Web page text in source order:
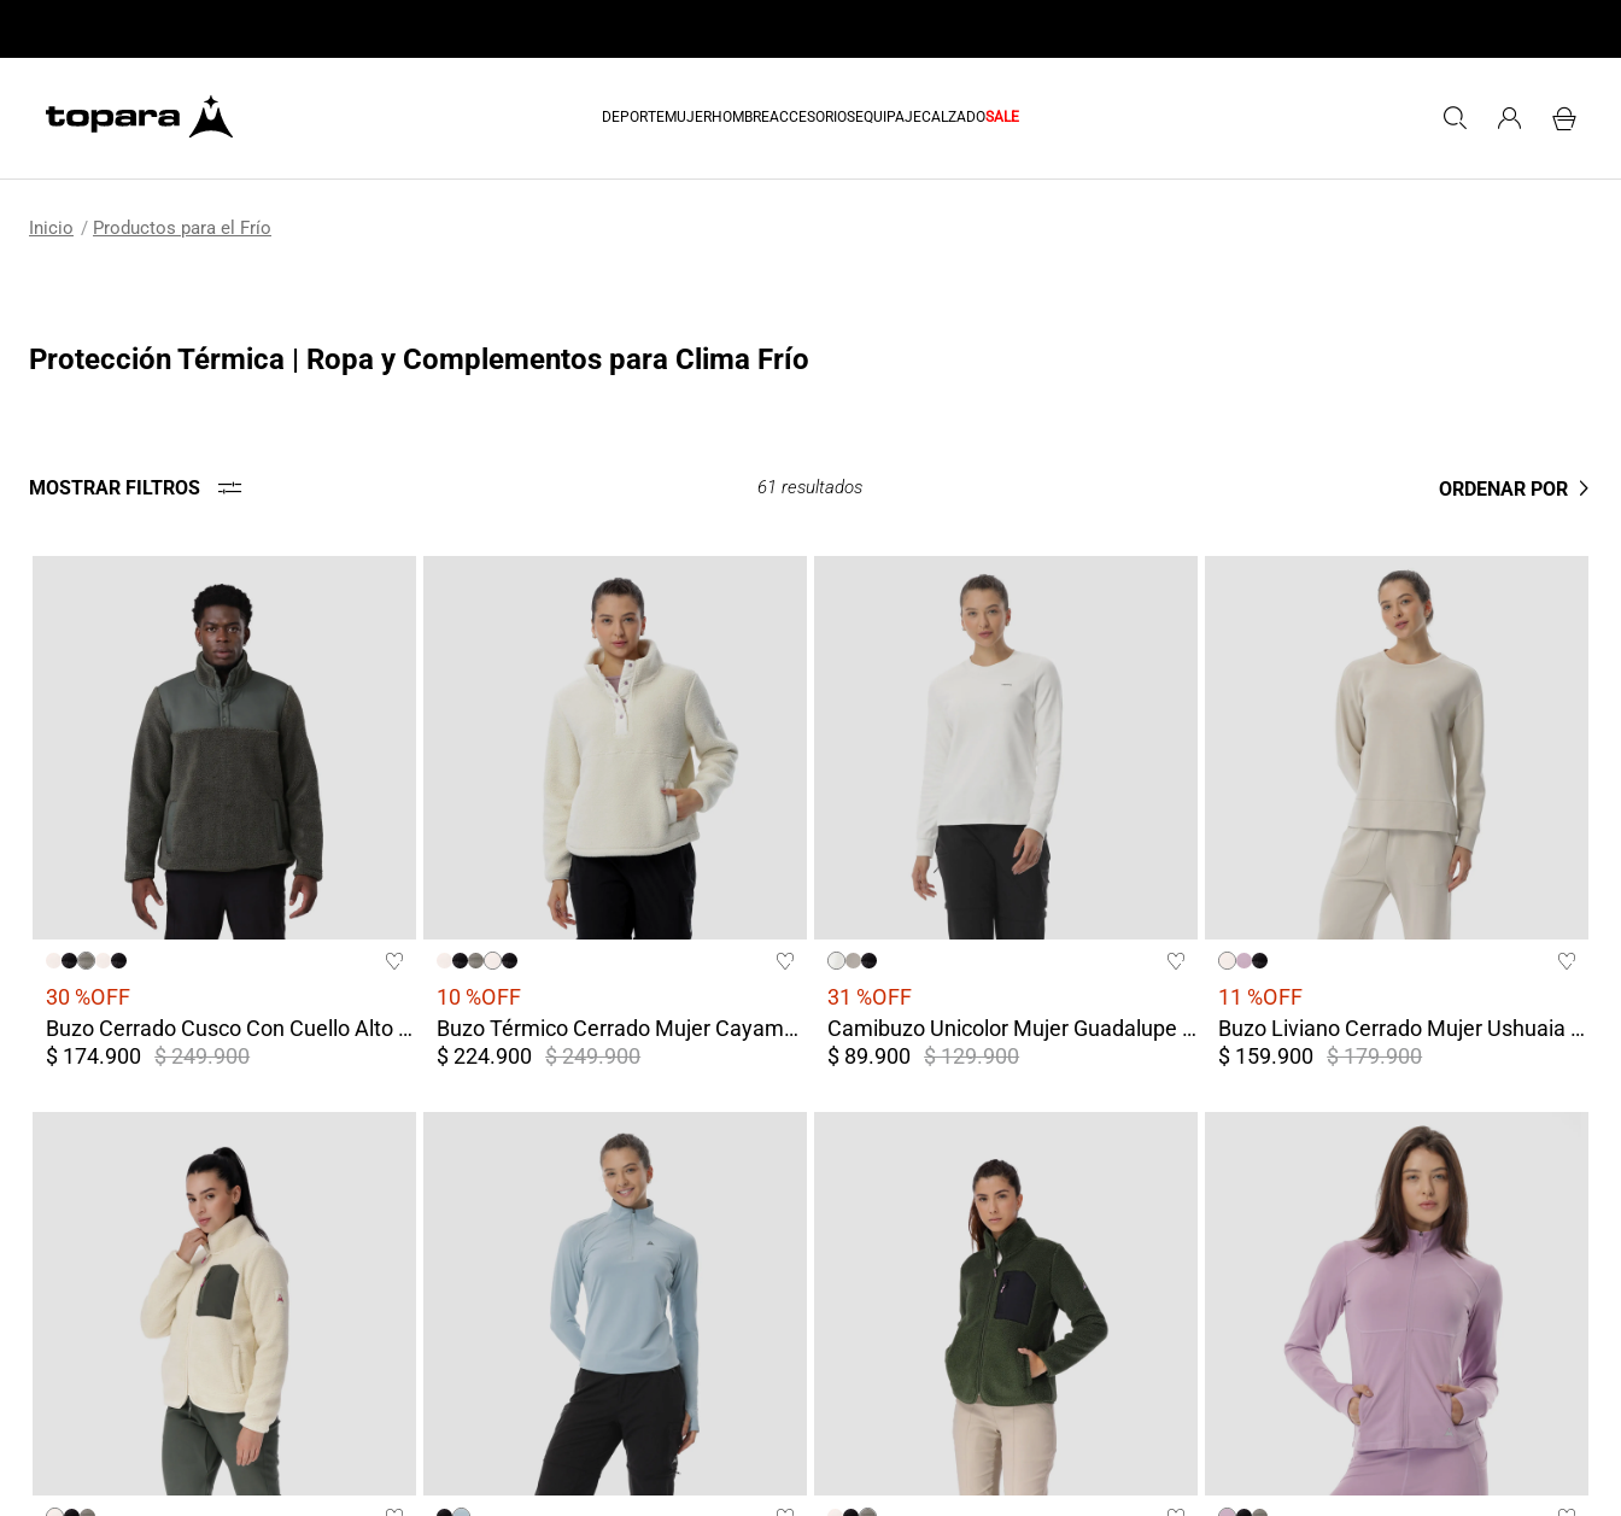
DEPORTEMUJERHOMBREACCESORIOSEQUIPAJECALZADOSALE
Productos para el Frío
Protección Térmica | Ropa y Complementos para Clima Frío
MOSTRAR FILTROS 61resultados ORDENAR POR
30 %OFF
Buzo Cerrado Cusco Con Cuello Alto Y Bolsillos De Ribete Verde
$ 174.900 $ 249.900
10 %OFF
Buzo Térmico Cerrado Mujer Cayambe Blanco
$ 224.900 $ 249.900
31 %OFF
Camibuzo Unicolor Mujer Guadalupe Blanca
$ 89.900 $ 129.900
11 %OFF
Buzo Liviano Cerrado Mujer Ushuaia Blanco
$ 159.900 $ 179.900